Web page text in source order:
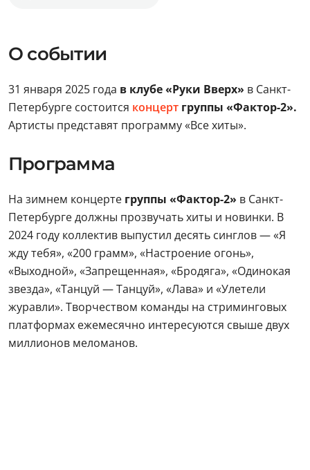
О событии
31 января 2025 года в клубе «Руки Вверх» в Санкт-
Петербурге состоится концерт группы «Фактор-2».
Артисты представят программу «Все хиты».
Программа
На зимнем концерте группы «Фактор-2» в Санкт-
Петербурге должны прозвучать хиты и новинки. В
2024 году коллектив выпустил десять синглов — «Я
жду тебя», «200 грамм», «Настроение огонь»,
«Выходной», «Запрещенная», «Бродяга», «Одинокая
звезда», «Танцуй — Танцуй», «Лава» и «Улетели
журавли». Творчеством команды на стриминговых
платформах ежемесячно интересуются свыше двух
миллионов меломанов.